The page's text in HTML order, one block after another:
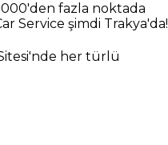
fazla noktada
Service şimdi Trakya'da!
her türlü